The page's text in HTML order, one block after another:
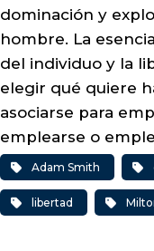
dominación y
hombre. La
del individuo y la
elegir qué quiere
asociarse para
emplearse o
Adam Smith
libertad